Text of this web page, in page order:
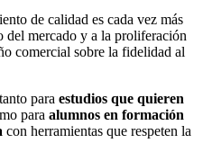
de calidad es cada vez más
del mercado y a la proliferación
comercial sobre la fidelidad al
para estudios que quieren
para alumnos en formación
con herramientas que respeten la